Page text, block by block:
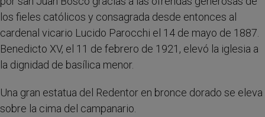
los fieles católicos y consagrada desde entonces al
cardenal vicario Lucido Parocchi el 14 de mayo de 1887.
Benedicto XV, el 11 de febrero de 1921, elevó la iglesia a
la dignidad de basílica menor.
Una gran estatua del Redentor en bronce dorado se eleva
sobre la cima del campanario.